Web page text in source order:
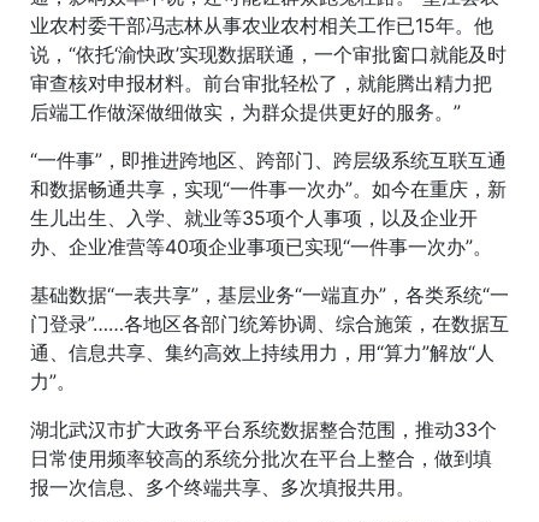
业农村委干部冯志林从事农业农村相关工作已15年。他
说，“依托‘渝快政’实现数据联通，一个审批窗口就能及时
审查核对申报材料。前台审批轻松了，就能腾出精力把
后端工作做深做细做实，为群众提供更好的服务。”
“一件事”，即推进跨地区、跨部门、跨层级系统互联互通
和数据畅通共享，实现“一件事一次办”。如今在重庆，新
生儿出生、入学、就业等35项个人事项，以及企业开
办、企业准营等40项企业事项已实现“一件事一次办”。
基础数据“一表共享”，基层业务“一端直办”，各类系统“一
门登录”……各地区各部门统筹协调、综合施策，在数据互
通、信息共享、集约高效上持续用力，用“算力”解放“人
力”。
湖北武汉市扩大政务平台系统数据整合范围，推动33个
日常使用频率较高的系统分批次在平台上整合，做到填
报一次信息、多个终端共享、多次填报共用。